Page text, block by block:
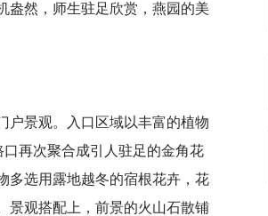
盎然，师生驻足欣赏，燕园的美
户景观。入口区域以丰富的植物
再次聚合成引人驻足的金角花
多选用露地越冬的宿根花卉，花
景观搭配上，前景的火山石散铺